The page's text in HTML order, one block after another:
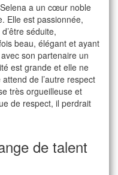
a un cœur noble
Elle est passionnée,
séduite,
beau, élégant et ayant
son partenaire un
est grande et elle ne
de l’autre respect
très orgueilleuse et
de respect, il perdrait
de talent